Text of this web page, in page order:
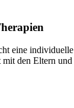
eine individuelle
mit den Eltern und